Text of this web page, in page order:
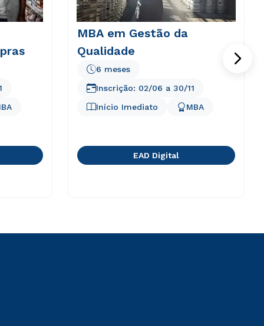
MBA em Gestão da
Qualidade
Início Imediato
6 meses
MBA
Inscrição: 02/06 a 30/11
EAD Digital